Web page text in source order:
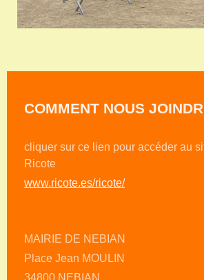
COMMENT NOUS
cliquer sur ce lien pour accéder au
Ricote
www.ricote.es/ricote/
MAIRIE DE NEBIAN
Place Jean MOULIN
34800 NEBIAN